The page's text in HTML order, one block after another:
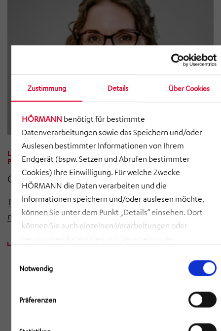
Zustimmung Details Über Cookies
HÖRMANN benötigt für bestimmte
Datenverarbeitungen sowie das Speichern und/oder
Auslesen bestimmter Informationen von Ihrem
Endgerät (bspw. Setzen und Abrufen bestimmter
Cookies) Ihre Einwilligung. Für welche Zwecke
HÖRMANN die Daten verarbeiten und die
Informationen speichern und/oder auslesen möchte,
können Sie unter dem Punkt „Details“ einsehen. Dort
können Sie auch einzelnen Verarbeitungen oder
Sie ein, dass HÖRMANN alle der erläuterten
Informationen speichern sowie auslesen und damit
zusammenhängende Datenverarbeitungen vornehmen
darf, die nicht ohnehin unbedingt erforderlich sind,
Notwendig
Präferenzen
LEITUNG MARKETING & KOMMUNIKATION,
PRESSE-, MEDIENKONTAKT
Celina Begolli
T +49 8091 5630-0
marketing@hoermann-gruppe.com